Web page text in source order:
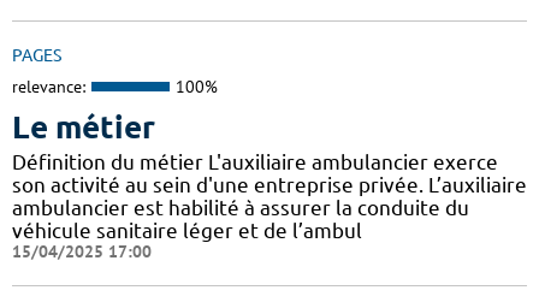
PAGES
relevance: 100%
Le métier
Définition du métier L'auxiliaire ambulancier exerce
son activité au sein d'une entreprise privée. L’auxiliaire
ambulancier est habilité à assurer la conduite du
véhicule sanitaire léger et de l’ambul
15/04/2025 17:00